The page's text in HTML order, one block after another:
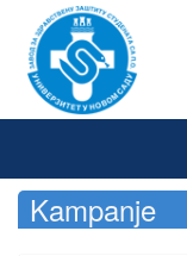
Kampanje